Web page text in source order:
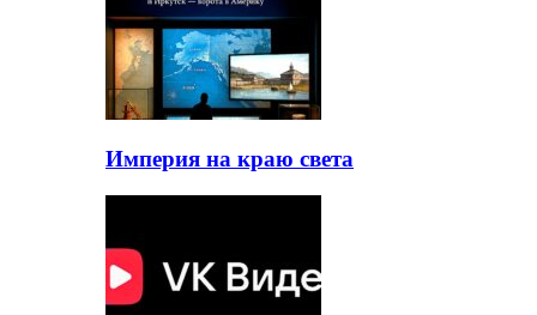
Империя на краю света